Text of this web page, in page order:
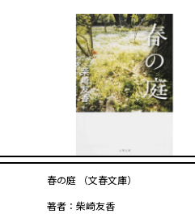
春の庭 （文春文庫）
著者：柴崎友香